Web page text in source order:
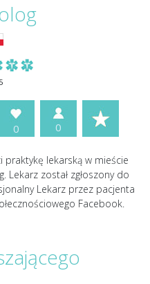
5
0 0
praktykę lekarską w mieście
Lekarz został zgłoszony do
Lekarz przez pacjenta
Facebook.